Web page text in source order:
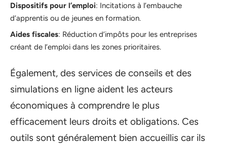
Dispositifs pour l’emploi: Incitations à l’embauche
d’apprentis ou de jeunes en formation.
Aides fiscales: Réduction d’impôts pour les entreprises
créant de l’emploi dans les zones prioritaires.
Également, des services de conseils et des
simulations en ligne aident les acteurs
économiques à comprendre le plus
efficacement leurs droits et obligations. Ces
outils sont généralement bien accueillis car ils